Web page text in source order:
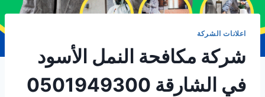
اعلانات الشركة
شركة مكافحة النمل الأسود
في الشارقة 0501949300